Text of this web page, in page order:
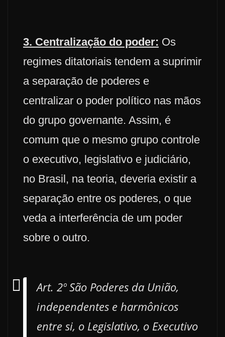
3. Centralização do poder: Os
regimes ditatoriais tendem a suprimir
a separação de poderes e
centralizar o poder político nas mãos
do grupo governante. Assim, é
comum que o mesmo grupo controle
o executivo, legislativo e judiciário,
no Brasil, na teoria, deveria existir a
separação entre os poderes, o que
veda a interferência de um poder
sobre o outro.
Art. 2º São Poderes da União,
independentes e harmônicos
entre si, o Legislativo, o Executivo